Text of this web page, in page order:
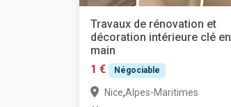
Travaux de rénovation et
décoration intérieure clé en
main
1 €
Négociable
Nice,Alpes-Maritimes